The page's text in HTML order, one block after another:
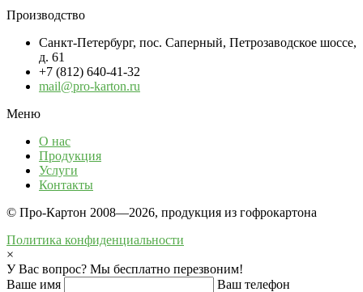
Производство
Санкт-Петербург, пос. Саперный, Петрозаводское шоссе,
д. 61
+7 (812) 640-41-32
mail@pro-karton.ru
Меню
О нас
Продукция
Услуги
Контакты
© Про-Картон 2008—2026, продукция из гофрокартона
Политика конфиденциальности
×
У Вас вопрос? Мы бесплатно перезвоним!
Ваше имя
Ваш телефон